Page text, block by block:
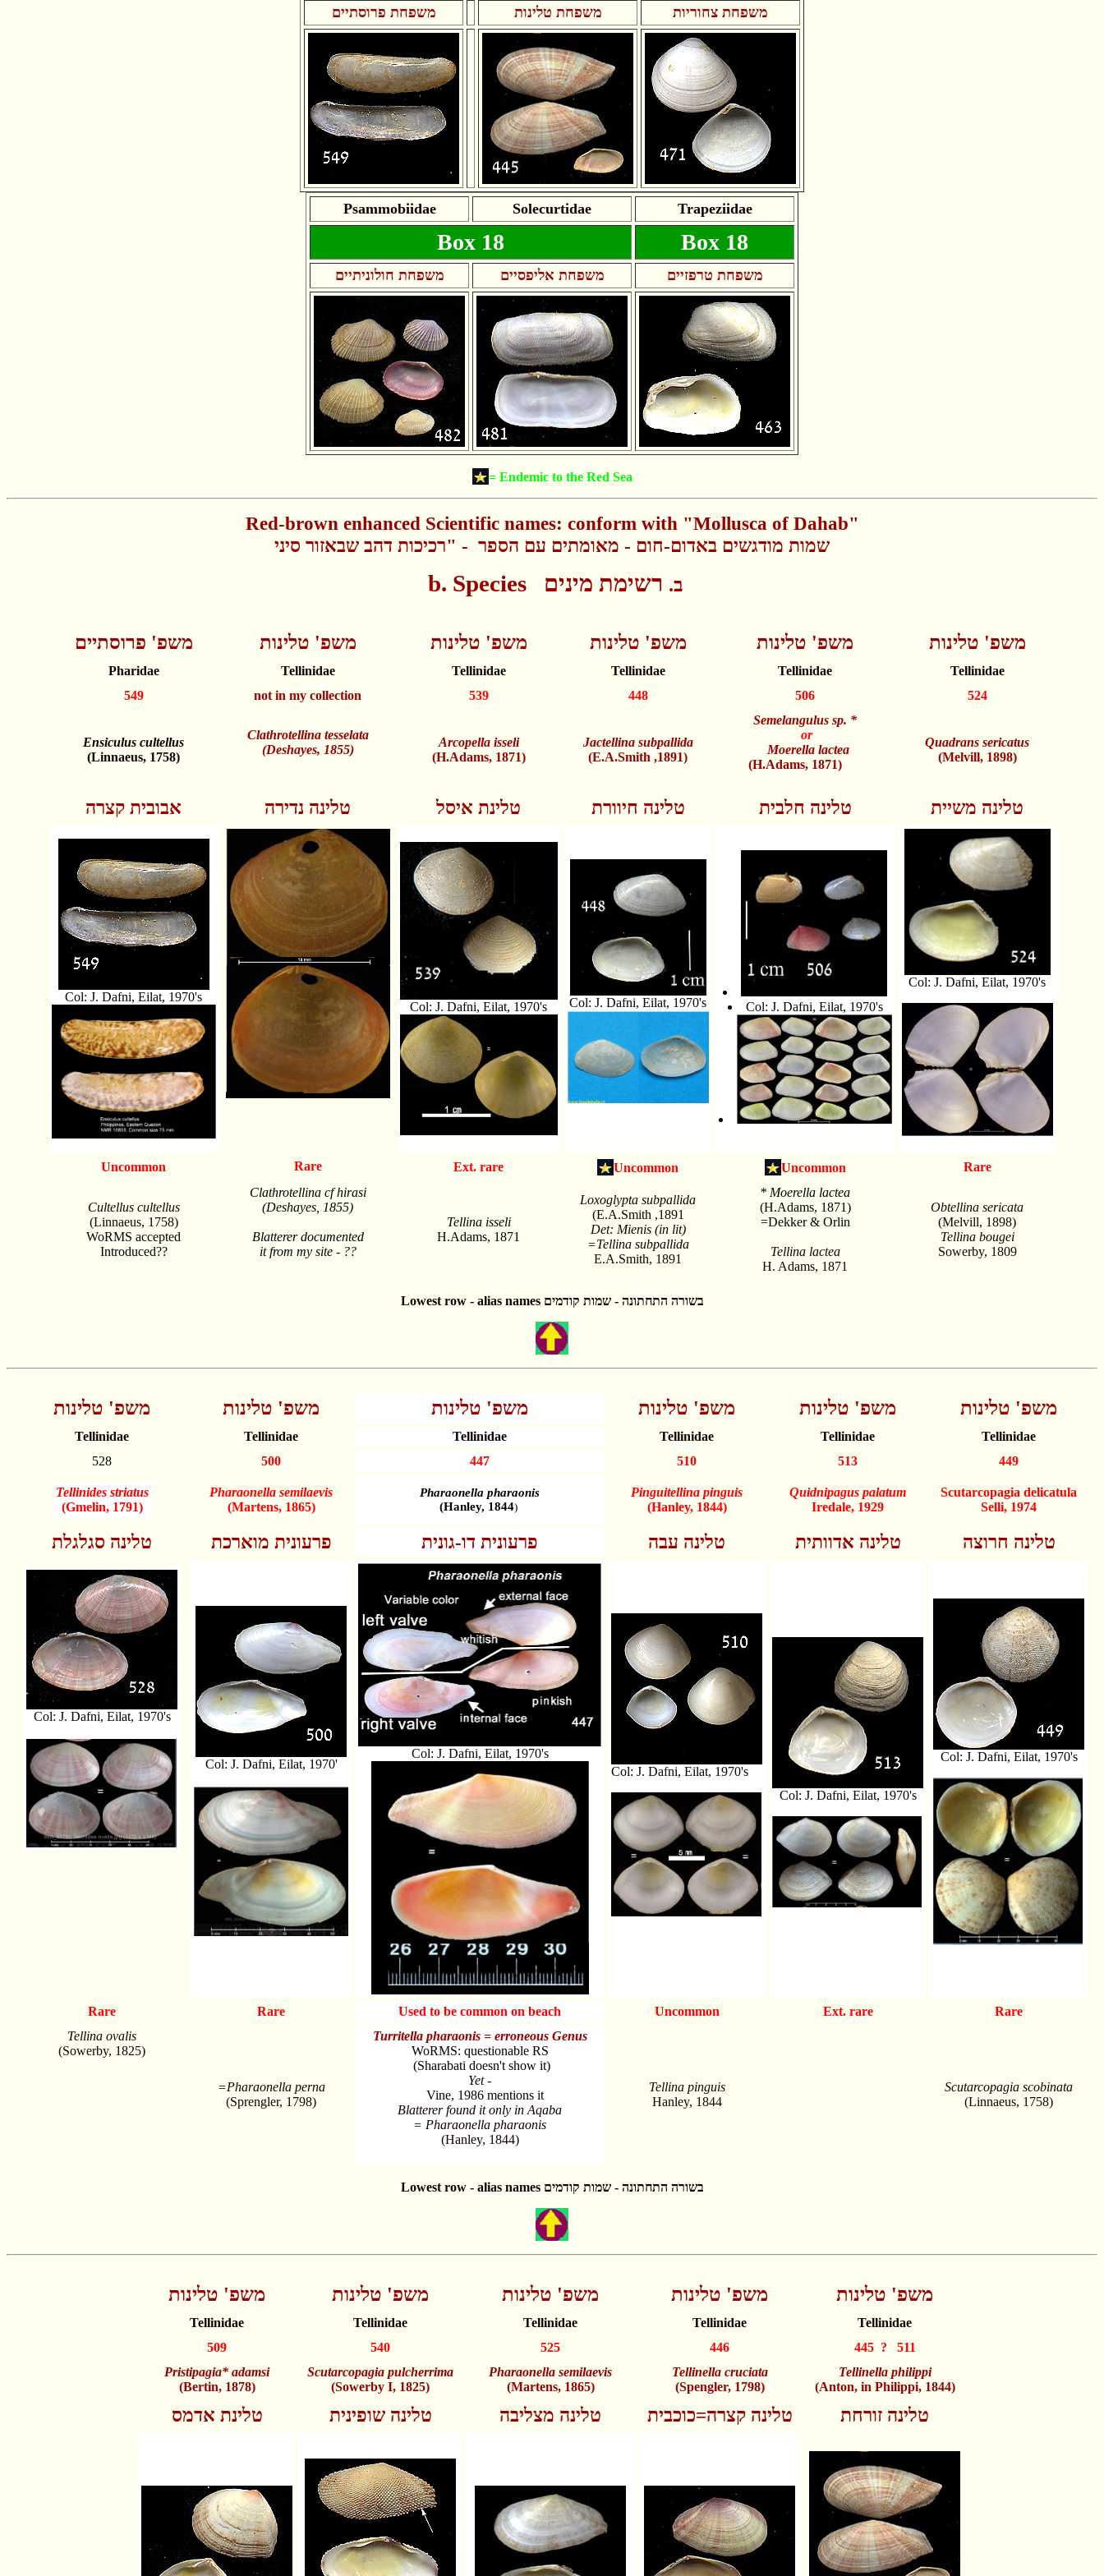
משפחת פרוסתיים משפחת טלינות משפחת צחוריות
Psammobiidae Solecurtidae Trapeziidae
Box 18 Box 18
משפחת חולוניתיים משפחת אליפסיים משפחת טרפזיים
= Endemic to the Red Sea
Red-brown enhanced Scientific names: conform with "Mollusca of Dahab"
שמות מודגשים באדום-חום - מאומתים עם הספר - "רכיכות דהב שבאזור סיני
b. Species ב. רשימת מינים
משפ' פרוסתיים משפ' טלינות משפ' טלינות משפ' טלינות משפ' טלינות משפ' טלינות
Pharidae Tellinidae Tellinidae Tellinidae Tellinidae
Tellinidae
549
not in my collection 539 448 506 524
Ensiculus cultellus
(Linnaeus, 1758)
Clathrotellina tesselata
(Deshayes, 1855)
Arcopella isseli
(H.Adams, 1871)
Jactellina subpallida
(E.A.Smith ,1891)
Semelangulus sp. *
or
Moerella lactea
(H.Adams, 1871)
Quadrans sericatus
(Melvill, 1898)
אבובית קצרה טלינה נדירה טלינת איסל טלינה חיוורת טלינה חלבית טלינה משיית
Col: J. Dafni, Eilat, 1970's
Col: J. Dafni, Eilat, 1970's Col: J. Dafni, Eilat, 1970's Col: J. Dafni, Eilat, 1970's
Col: J. Dafni, Eilat, 1970's
Uncommon Rare Ext. rare Uncommon Uncommon Rare
Cultellus cultellus
(Linnaeus, 1758)
WoRMS accepted
Introduced??
Clathrotellina cf hirasi
(Deshayes, 1855)
Blatterer documented
it from my site - ??
Tellina isseli
H.Adams, 1871
Loxoglypta subpallida
(E.A.Smith ,1891
Det: Mienis (in lit)
=Tellina subpallida
E.A.Smith, 1891
* Moerella lactea
(H.Adams, 1871)
=Dekker & Orlin
Tellina lactea
H. Adams, 1871
Obtellina sericata
(Melvill, 1898)
Tellina bougei
Sowerby, 1809
Lowest row - alias names בשורה התחתונה - שמות קודמים
משפ' טלינות משפ' טלינות משפ' טלינות משפ' טלינות משפ' טלינות משפ' טלינות
Tellinidae Tellinidae Tellinidae Tellinidae Tellinidae
Tellinidae
528
500 447 510 513 449
Tellinides striatus
(Gmelin, 1791)
Pharaonella semilaevis
(Martens, 1865)
Pharaonella pharaonis
(Hanley, 1844)
Pinguitellina pinguis
(Hanley, 1844)
Quidnipagus palatum
Iredale, 1929
Scutarcopagia delicatula
Selli, 1974
טלינה סגלגלת פרעונית מוארכת פרעונית דו-גונית טלינה עבה טלינה אדוותית טלינה חרוצה
Col: J. Dafni, Eilat, 1970's
Col: J. Dafni, Eilat, 1970'
Col: J. Dafni, Eilat, 1970's
Col: J. Dafni, Eilat, 1970's
Col: J. Dafni, Eilat, 1970's
Col: J. Dafni, Eilat, 1970's
Rare Rare Used to be common on beach Uncommon Ext. rare
Rare
Tellina ovalis
(Sowerby, 1825)
=Pharaonella perna
(Sprengler, 1798)
Turritella pharaonis = erroneous Genus
WoRMS: questionable RS
(Sharabati doesn't show it)
Yet -
Vine, 1986 mentions it
Blatterer found it only in Aqaba
= Pharaonella pharaonis
(Hanley, 1844)
Tellina pinguis
Hanley, 1844
Scutarcopagia scobinata
(Linnaeus, 1758)
Lowest row - alias names בשורה התחתונה - שמות קודמים
משפ' טלינות משפ' טלינות משפ' טלינות משפ' טלינות משפ' טלינות
Tellinidae Tellinidae Tellinidae Tellinidae
Tellinidae
509
540 525 446
445 ? 511
Pristipagia* adamsi
(Bertin, 1878)
Scutarcopagia pulcherrima
(Sowerby I, 1825)
Pharaonella semilaevis
(Martens, 1865)
Tellinella cruciata
(Spengler, 1798)
Tellinella philippi
(Anton, in Philippi, 1844)
טלינת אדמס טלינה שופינית טלינה מצליבה טלינה קצרה=כוכבית טלינה זורחת